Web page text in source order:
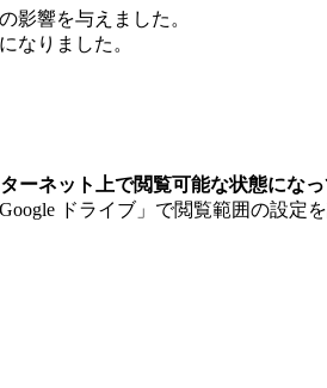
影響を与えました。
なりました。
ネット上で閲覧可能な状態になっ
ドライブ」で閲覧範囲の設定